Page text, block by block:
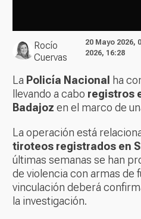
Rocío
Cuervas
20 Mayo 2026,
2026, 16:28
La Policía Nacional
ha
llevando a cabo registros
Badajoz en el marco de
La operación está
tiroteos registrados en
últimas semanas se han
de violencia con armas de
vinculación deberá
la investigación.